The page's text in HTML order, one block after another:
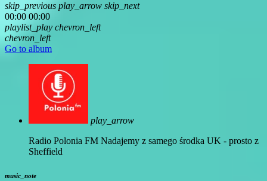
skip_previous play_arrow skip_next
00:00 00:00
playlist_play chevron_left
chevron_left
Go to album
play_arrow
Radio Polonia FM Nadajemy z samego środka UK - prosto z
Sheffield
music_note